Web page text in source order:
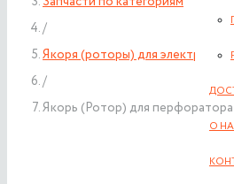
О
/
Якоря (роторы) для
/
Якорь (Ротор) для